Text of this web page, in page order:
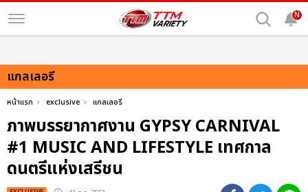
N
แกลเลอรี
หน้าแรก exclusive แกลเลอรี
ภาพบรรยากาศงาน GYPSY CARNIVAL
#1 MUSIC AND LIFESTYLE เทศกาล
ดนตรีแห่งเสรีชน